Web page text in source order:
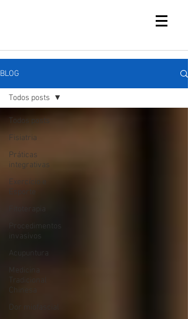
BLOG
Todos posts
Fisiatria
Práticas
integrativas
Exercício e
Procedimentos
invasivos
Acupuntura
Medicina
Tradicional
Chinesa
Dor miofascial
Todos posts